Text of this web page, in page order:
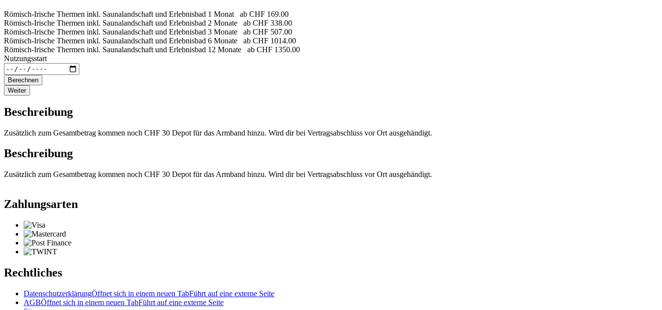
Römisch-Irische Thermen inkl. Saunalandschaft und Erlebnisbad 1 Monat ab CHF 169.00
Römisch-Irische Thermen inkl. Saunalandschaft und Erlebnisbad 2 Monate
ab CHF 338.00
Römisch-Irische Thermen inkl. Saunalandschaft und Erlebnisbad 3 Monate
ab CHF 507.00
Römisch-Irische Thermen inkl. Saunalandschaft und Erlebnisbad 6 Monate
ab CHF 1014.00
Römisch-Irische Thermen inkl. Saunalandschaft und Erlebnisbad 12 Monate
ab CHF 1350.00
Nutzungsstart
Berechnen
Weiter
Beschreibung
Zusätzlich zum Gesamtbetrag kommen noch CHF 30 Depot für das Armband hinzu. Wird dir bei Vertragsabschluss vor Ort ausgehändigt.
Beschreibung
Zusätzlich zum Gesamtbetrag kommen noch CHF 30 Depot für das Armband hinzu. Wird dir bei Vertragsabschluss vor Ort ausgehändigt.
Zahlungsarten
Rechtliches
DatenschutzerklärungÖffnet sich in einem neuen TabFührt auf eine externe Seite
AGBÖffnet sich in einem neuen TabFührt auf eine externe Seite